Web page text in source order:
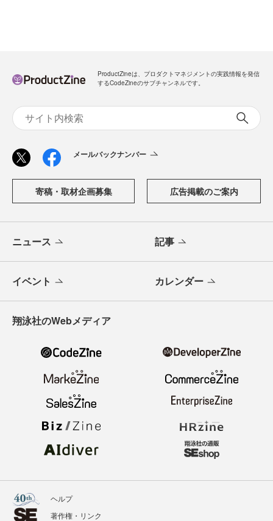
ProductZineは、プロダクトマネジメントの実践情報を発信
するCodeZineのサブチャンネルです。
メールバックナンバー
寄稿・取材企画募集 広告掲載のご案内
ニュース 記事
イベント カレンダー
翔泳社のWebメディア
ヘルプ
著作権・リンク